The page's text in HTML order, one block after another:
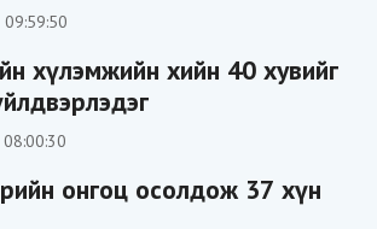
хүлэмжийн хийн 40 хувийг
онгоц осолдож 37 хүн